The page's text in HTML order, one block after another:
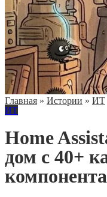
Главная » Истории » ИТ
ИТ
Home
дом с 40+